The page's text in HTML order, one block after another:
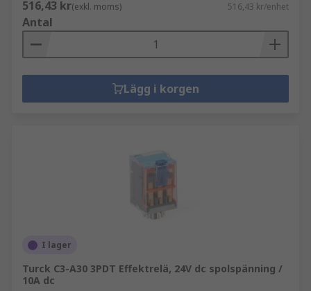
516,43 kr(exkl. moms) 516,43 kr/enhet
Antal
Lägg i korgen
I lager
Turck C3-A30 3PDT Effektrelä, 24V dc spolspänning /
10A dc